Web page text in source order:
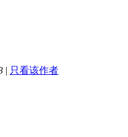
| 只看该作者